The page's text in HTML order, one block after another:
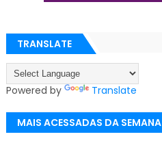
TRANSLATE
Powered by Translate
MAIS ACESSADAS DA SEMANA